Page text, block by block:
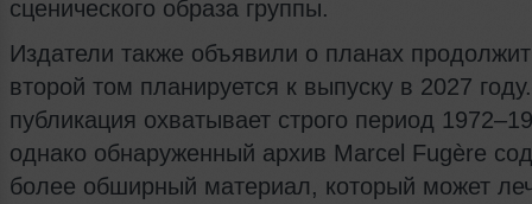
сценического образа группы.
Издатели также объявили о планах
второй том планируется к выпуску в 2027
публикация охватывает строго период
однако обнаруженный архив Marcel Fugère
более обширный материал, который может